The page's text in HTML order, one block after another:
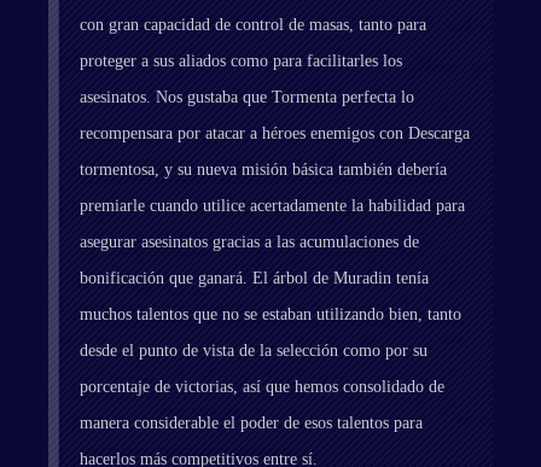
con gran capacidad de control de masas, tanto para
proteger a sus aliados como para facilitarles los
asesinatos. Nos gustaba que Tormenta perfecta lo
recompensara por atacar a héroes enemigos con Descarga
tormentosa, y su nueva misión básica también debería
premiarle cuando utilice acertadamente la habilidad para
asegurar asesinatos gracias a las acumulaciones de
bonificación que ganará. El árbol de Muradin tenía
muchos talentos que no se estaban utilizando bien, tanto
desde el punto de vista de la selección como por su
porcentaje de victorias, así que hemos consolidado de
manera considerable el poder de esos talentos para
hacerlos más competitivos entre sí.